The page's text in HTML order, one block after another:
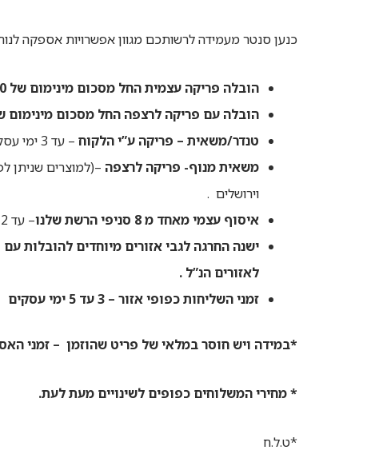
כנען סנטר מעמידה לרשותכם מגוון אפשרויות אספקה
הובלה פריקה עצמית החל מסכום מינימום של 1250ש”ח כולל מע”מ (לא כולל סכום ההובלה )
הובלה עם פריקה לרצפה החל מסכום מינימום של 2500ש”ח כולל מע”מ (לא כולל סכום
טנדר/משאית – פריקה ע”י הלקוח – עד 3 ימי עסקים- מחיר 250 ₪ באר שבע עד חיפה.
משאית מנוף- פריקה לרצפה
וירושלים .
איסוף עצמי מאחד מ 8 סניפי הרשת שלנו
– עד 2 ימי עסקים- ללא עלות. הזמנה באיסוף עצמי תיאסף רק בקבלת הודעה מהסניף כי ההזמנה מוכנה לאיסוף.
ישנה החרגה לגבי אזורים מיוחדים להובלות עם
לאזורים הנ”ל .
זמני השליחות כפופי אזור – 3 עד 5 ימי עסקים
*במידה ויש חוסר במלאי של פריט שהוזמן – זמני
* מחירי המשלוחים כפופים לשינויים מעת לעת.
*ט.ל.ח